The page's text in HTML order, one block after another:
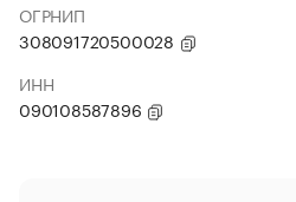
ОГРНИП
308091720500028
ИНН
090108587896